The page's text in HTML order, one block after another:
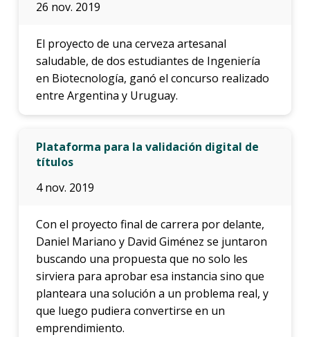
26 nov. 2019
El proyecto de una cerveza artesanal
saludable, de dos estudiantes de Ingeniería
en Biotecnología, ganó el concurso realizado
entre Argentina y Uruguay.
Plataforma para la validación digital de
títulos
4 nov. 2019
Con el proyecto final de carrera por delante,
Daniel Mariano y David Giménez se juntaron
buscando una propuesta que no solo les
sirviera para aprobar esa instancia sino que
planteara una solución a un problema real, y
que luego pudiera convertirse en un
emprendimiento.